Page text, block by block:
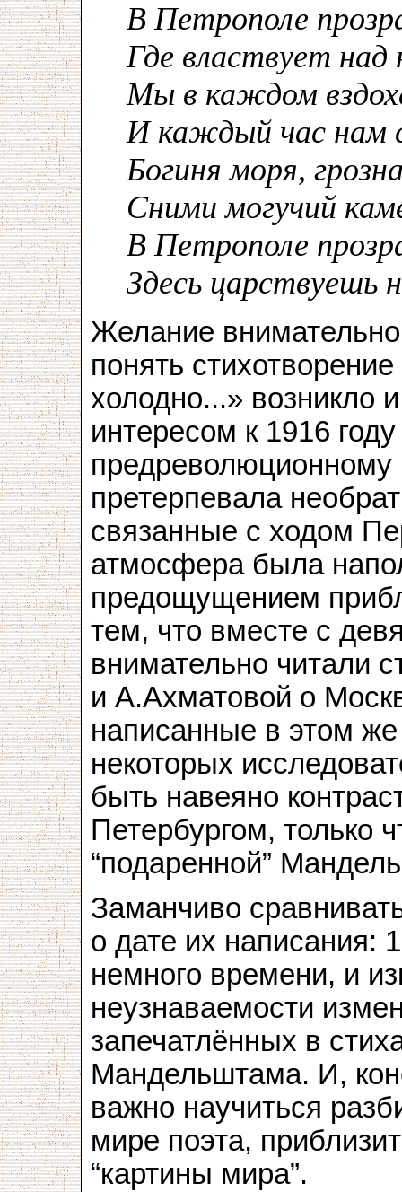
В Петрополе
Где властвует
Мы в каждом
И каждый час нам
Богиня моря,
Сними могучий
В Петрополе
Здесь царствуешь
Желание
понять
холодно...» возникло
интересом к 1916
предреволюционному
претерпевала
связанные с ходом
атмосфера была
предощущением
тем, что вместе с
внимательно читали
и А.Ахматовой о
написанные в этом
некоторых
быть навеяно
Петербургом, только
“подаренной”
Заманчиво
о дате их написания:
немного времени, и
неузнаваемости
запечатлённых в
Мандельштама. И,
важно научиться
мире поэта,
“картины мира”.